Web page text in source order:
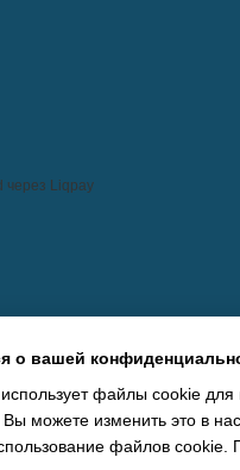
о вашей
файлы cookie
можете изменить это в
файлов